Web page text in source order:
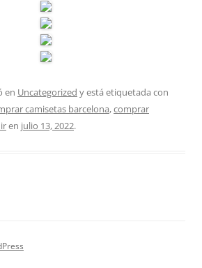
en Uncategorized y está etiquetada con
camisetas barcelona,comprar
en julio 13, 2022.